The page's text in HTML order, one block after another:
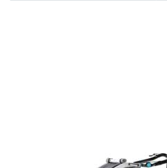
Kidgoo1 Pro